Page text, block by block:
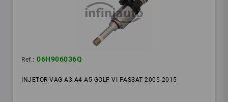
Ref.: 06H906036Q
INJETOR VAG A3 A4 A5 GOLF VI PASSAT 2005-2015